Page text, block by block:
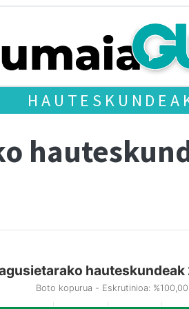
Boto kopurua - Eskrutinioa: %100,00